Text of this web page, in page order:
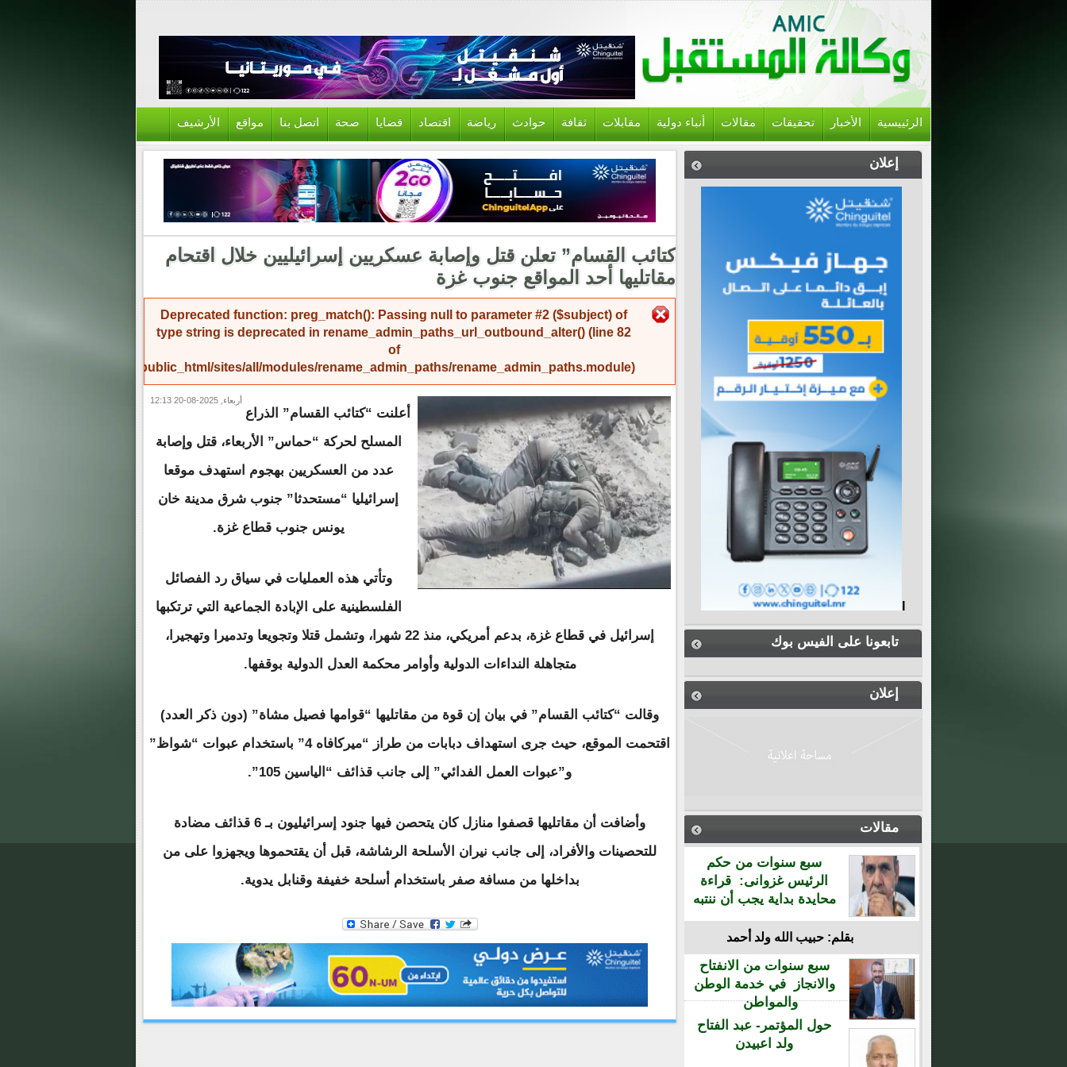
الرئييسية الأخبار تحقيقات مقالات أنباء دولية مقابلات ثقافة حوادث رياضة اقتصاد قضايا صحة اتصل بنا مواقع الأرشيف
إعلان
تابعونا على الفيس بوك
إعلان
مقالات
سبع سنوات من حكم
الرئيس غزوانى: قراءة
محايدة بداية يجب أن ننتبه
بقلم: حبيب الله ولد أحمد
سبع سنوات من الانفتاح
والانجاز في خدمة الوطن
والمواطن
حول المؤتمر- عبد الفتاح
ولد اعبيدن
كتائب القسام” تعلن قتل وإصابة عسكريين إسرائيليين خلال اقتحام
مقاتليها أحد المواقع جنوب غزة
رسالة الخطأ Deprecated function: preg_match(): Passing null to parameter #2 ($subject) of
type string is deprecated in rename_admin_paths_url_outbound_alter() (line 82
of
/home/amicinf1/public_html/sites/all/modules/rename_admin_paths/rename_admin_paths.module).
أربعاء, 2025-08-20 12:13
أعلنت “كتائب القسام” الذراع
المسلح لحركة “حماس” الأربعاء، قتل وإصابة
عدد من العسكريين بهجوم استهدف موقعا
إسرائيليا “مستحدثا” جنوب شرق مدينة خان
يونس جنوب قطاع غزة.
وتأتي هذه العمليات في سياق رد الفصائل
الفلسطينية على الإبادة الجماعية التي ترتكبها
إسرائيل في قطاع غزة، بدعم أمريكي، منذ 22 شهرا، وتشمل قتلا وتجويعا وتدميرا وتهجيرا،
متجاهلة النداءات الدولية وأوامر محكمة العدل الدولية بوقفها.
وقالت “كتائب القسام” في بيان إن قوة من مقاتليها “قوامها فصيل مشاة” (دون ذكر العدد)
اقتحمت الموقع، حيث جرى استهداف دبابات من طراز “ميركافاه 4” باستخدام عبوات “شواظ”
و”عبوات العمل الفدائي” إلى جانب قذائف “الياسين 105”.
وأضافت أن مقاتليها قصفوا منازل كان يتحصن فيها جنود إسرائيليون بـ 6 قذائف مضادة
للتحصينات والأفراد، إلى جانب نيران الأسلحة الرشاشة، قبل أن يقتحموها ويجهزوا على من
بداخلها من مسافة صفر باستخدام أسلحة خفيفة وقنابل يدوية.